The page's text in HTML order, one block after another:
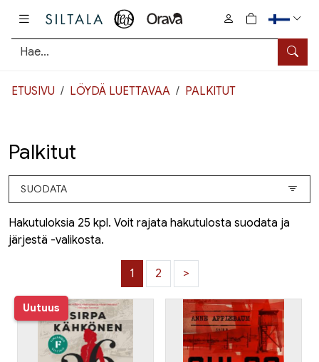
Hae
0
tuotetta
ETUSIVU LÖYDÄ LUETTAVAA PALKITUT
Palkitut
SUODATA
Hakutuloksia 25 kpl. Voit rajata hakutulosta suodata ja
järjestä -valikosta.
1 2 >
Uutuus